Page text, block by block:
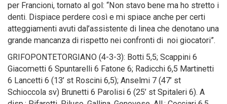
per Francioni, tornato al gol: “Non stavo bene ma ho stretto i
denti. Dispiace perdere così e mi spiace anche per certi
atteggiamenti avuti dal’assistente di linea che denotano una
grande mancanza di rispetto nei confronti di noi giocatori”.
GRIFOPONTETORGIANO (4-3-3): Botti 5,5; Scappini 6
Giacometti 6 Spuntarelli 6 Fatone 6; Radicchi 6,5 Martinetti
6 Lancetti 6 (13’ st Roscini 6,5); Anselmi 7 (47’ st
Schioccola sv) Brunetti 6 Parolisi 6 (25’ st Spitaleri 6). A